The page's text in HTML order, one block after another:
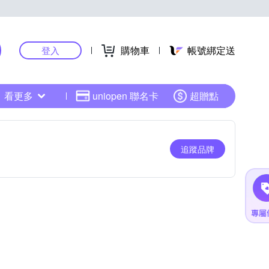
登入 購物車 帳號綁定送
看更多 uniopen 聯名卡 超贈點
追蹤品牌